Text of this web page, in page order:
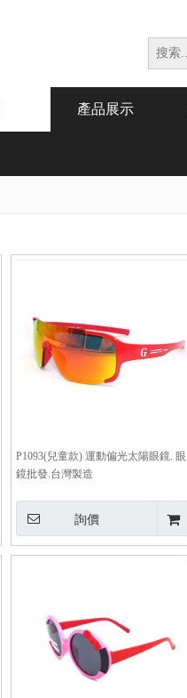
產品展示
P1093(兒童款) 運動偏光太陽眼鏡. 眼
鏡批發.台灣製造
詢價